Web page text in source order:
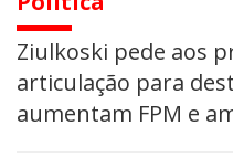
Ziulkoski pede aos
articulação para
aumentam FPM e